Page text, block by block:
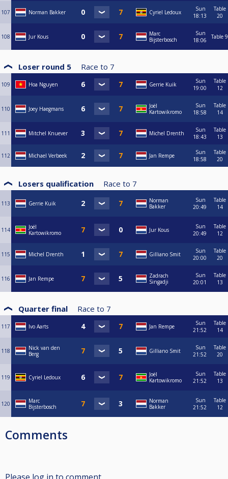
107 Norman Bakker Cyriel Ledoux
Sun
18:13
Table
20
108 Jur Kous
Marc
Bijsterbosch
Sun
18:06
Table 9
Loser round 5 Race to 7
109 Hoa Nguyen Gerrie Kuik
Sun
19:00
Table
12
110 Joey Haegmans
Joël
Kartowikromo
Sun
18:58
Table
14
111 Mitchel Knuever Michel Drenth
Sun
18:43
Table
13
112 Michael Verbeek Jan Rempe
Sun
18:58
Table
20
Losers qualification Race to 7
113 Gerrie Kuik
Norman
Bakker
Sun
20:49
Table
14
114
Joël
Kartowikromo
Jur Kous
Sun
20:49
Table
12
115 Michel Drenth Gilliano Smit
Sun
20:00
Table
20
116 Jan Rempe
Zadrach
Singadji
Sun
20:01
Table
13
Quarter final Race to 7
117 Ivo Aarts Jan Rempe
Sun
21:52
Table
14
118
Nick van den
Berg
Gilliano Smit
Sun
21:52
Table
20
119 Cyriel Ledoux
Joël
Kartowikromo
Sun
21:52
Table
13
120
Marc
Bijsterbosch
Norman
Bakker
Sun
21:52
Table
12
Comments